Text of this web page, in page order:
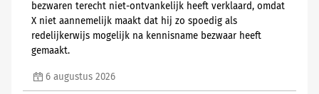
bezwaren terecht niet-ontvankelijk heeft verklaard, omdat
X niet aannemelijk maakt dat hij zo spoedig als
redelijkerwijs mogelijk na kennisname bezwaar heeft
gemaakt.
6 augustus 2026